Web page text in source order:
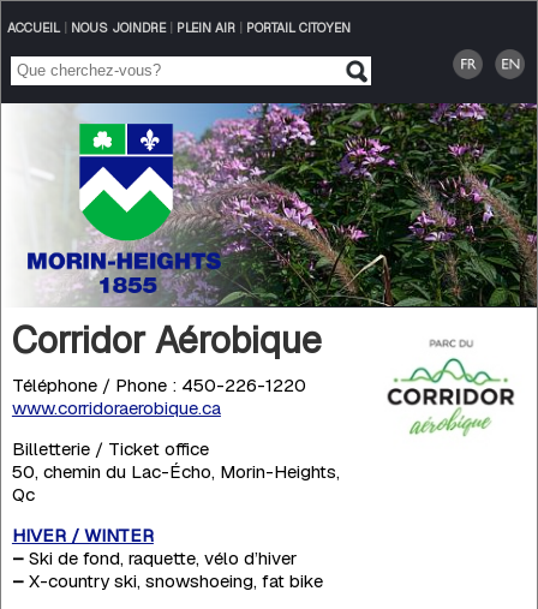
ACCUEIL| NOUS JOINDRE| PLEIN AIR| PORTAIL CITOYEN
Corridor Aérobique
Téléphone / Phone : 450-226-1220
www.corridoraerobique.ca
Billetterie / Ticket office
50, chemin du Lac-Écho, Morin-Heights,
Qc
HIVER / WINTER
–Ski de fond, raquette, vélo d’hiver
–X-country ski, snowshoeing, fat bike